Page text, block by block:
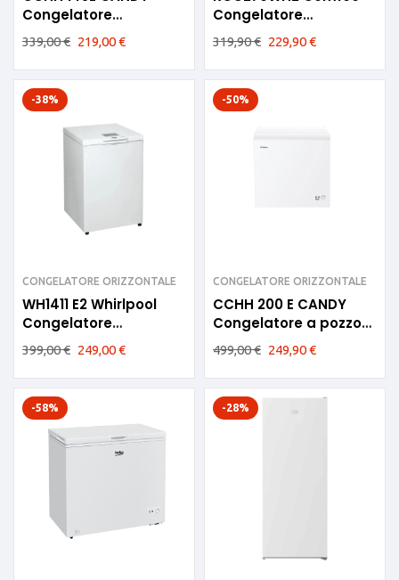
Congelatore
orizzontale 137lt
339,00€ 219,00€
Congelatore
orizzontale 200litri E
319,90€ 229,90€
-38%
CONGELATORE ORIZZONTALE
WH1411 E2 Whirlpool
Congelatore
orizzontale 130lt F
399,00€ 249,00€
-50%
CONGELATORE ORIZZONTALE
CCHH 200 E CANDY
Congelatore a pozzo
194lt
499,00€ 249,90€
-58% -28%